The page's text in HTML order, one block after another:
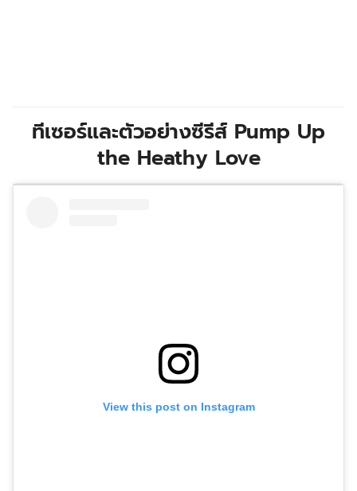
ทีเซอร์และตัวอย่างซีรีส์ Pump Up
the Heathy Love
View this post on Instagram